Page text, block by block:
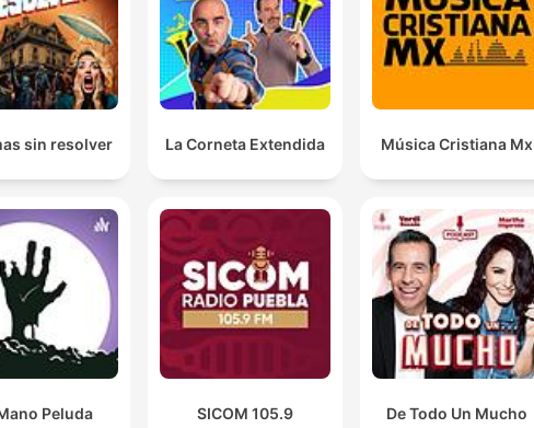
sin resolver La Corneta Extendida Música Cristiana Mx
Peluda SICOM 105.9 De Todo Un Mucho